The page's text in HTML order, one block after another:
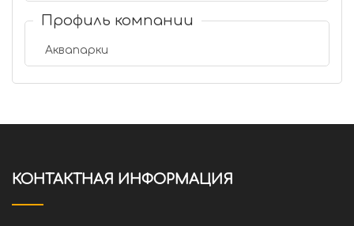
Профиль компании
Аквапарки
КОНТАКТНАЯ ИНФОРМАЦИЯ